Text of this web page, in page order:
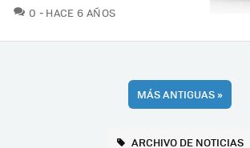
0 COMENTARIOS
HACE 6 AÑOS
MÁS ANTIGUAS»
ARCHIVO DE NOTICIAS